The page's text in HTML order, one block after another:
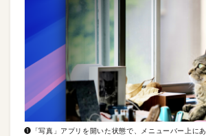
❶「写真」アプリを開いた状態で、メニューバー上に